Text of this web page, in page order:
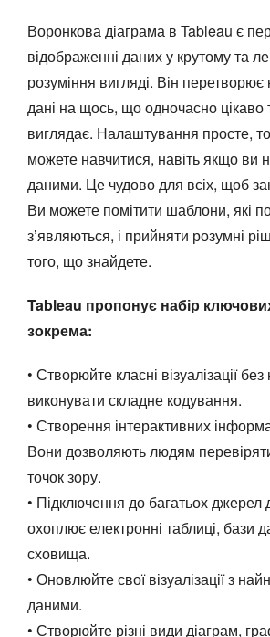
Воронкова діаграма в Tableau є
відображенні даних у крутому та
розуміння вигляді. Він перетворює
дані на щось, що одночасно цікаво
виглядає. Налаштування просте,
можете навчитися, навіть якщо ви
даними. Це чудово для всіх, щоб
Ви можете помітити шаблони, які
з’являються, і прийняти розумні
того, що знайдете.
Tableau пропонує набір
зокрема:
• Створюйте класні візуалізації без
виконувати складне кодування.
• Створення інтерактивних
Вони дозволяють людям
точок зору.
• Підключення до багатьох джерел
охоплює електронні таблиці, бази
сховища.
• Оновлюйте свої візуалізації з
даними.
• Створюйте різні види діаграм,